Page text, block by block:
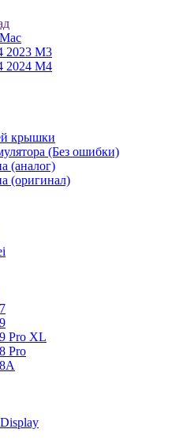
2023 M3
2024 M4
крышки
(Без ошибки)
(аналог)
(оригинал)
Pro XL
Pro